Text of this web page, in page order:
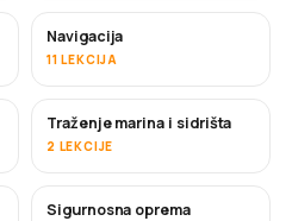
Navigacija
11 LEKCIJA
Traženje marina i sidrišta
2 LEKCIJE
Sigurnosna oprema